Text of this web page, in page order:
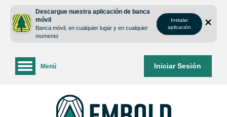
contenido
inicio
Descargue nuestra aplicación de banca
móvil
Banca móvil, en cualquier lugar y en cualquier
momento
Instalar
aplicación
Iniciar Sesión
Menú